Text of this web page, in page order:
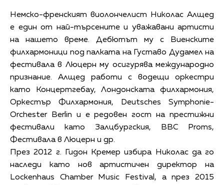
Немско-френският виолончелист Николас Алщед
е един от най-търсените и уважавани артисти
на нашето време. Дебютът му с Виенските
филхармоници под палката на Густаво Дудамел на
фестивала в Люцерн му осигурява международно
признание. Алщед работи с водещи оркестри
като Концертгебау, Лондонската филхармония,
Оркестър Филхармония, Deutsches Symphonie-
Orchester Berlin и е редовен гост на престижни
фестивали като Залцбургския, BBC Proms,
Фестивала в Люцерн и др.
През 2012 г. Гидон Кремер избира Николас да го
наследи като нов артистичен директор на
Lockenhaus Chamber Music Festival, а през 2015